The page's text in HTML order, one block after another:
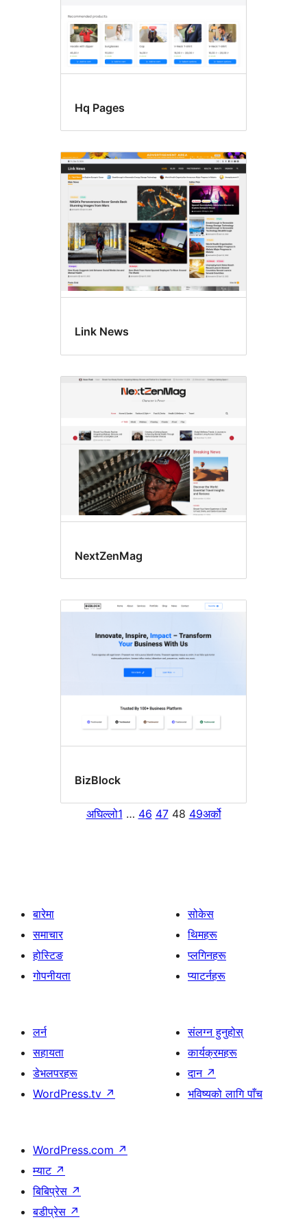
Hq Pages
Link News
NextZenMag
BizBlock
अघिल्लो1 … 46 47 48 49अर्को
बारेमा
समाचार
होस्टिङ
गोपनीयता
सोकेस
थिमहरू
प्लगिनहरू
प्याटर्नहरू
लर्न
सहायता
डेभलपरहरू
WordPress.tv ↗
संलग्न हुनुहोस्
कार्यक्रमहरू
दान ↗
भविष्यको लागि पाँच
WordPress.com ↗
म्याट ↗
बिबिप्रेस ↗
बडीप्रेस ↗